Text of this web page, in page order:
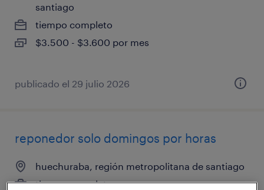
santiago
tiempo completo
$3.500 - $3.600 por mes
publicado el 29 julio 2026
reponedor solo domingos por horas
huechuraba, región metropolitana de santiago
tiempo completo